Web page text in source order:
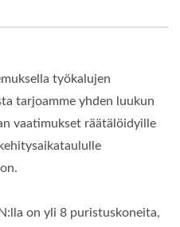
työkalujen
tarjoamme yhden luukun
vaatimukset räätälöidyille
on yli 8 puristuskoneita,